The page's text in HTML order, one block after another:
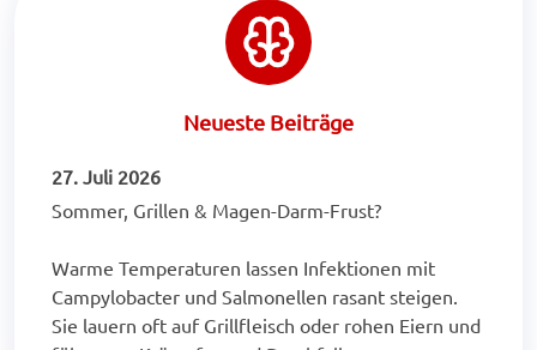
Neueste Beiträge
27. Juli 2026
Sommer, Grillen & Magen-Darm-Frust?
Warme Temperaturen lassen Infektionen mit
Campylobacter und Salmonellen rasant steigen.
Sie lauern oft auf Grillfleisch oder rohen Eiern und